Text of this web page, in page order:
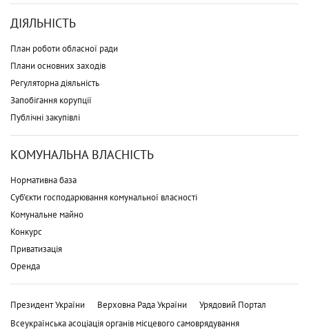
ДІЯЛЬНІСТЬ
План роботи обласної ради
Плани основних заходів
Регуляторна діяльність
Запобігання корупції
Публічні закупівлі
КОМУНАЛЬНА ВЛАСНІСТЬ
Нормативна база
Суб'єкти господарювання комунальної власності
Комунальне майно
Конкурс
Приватизація
Оренда
Президент України Верховна Рада України
Урядовий Портал
Всеукраїнська асоціація органів місцевого самоврядування